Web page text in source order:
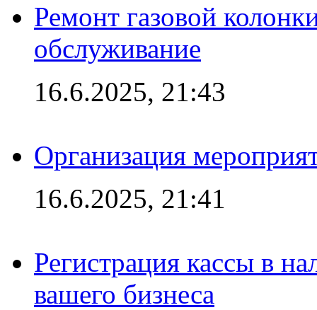
Ремонт газовой
обслуживание
16.6.2025, 21:43
Организация
16.6.2025, 21:41
Регистрация кассы в
вашего бизнеса